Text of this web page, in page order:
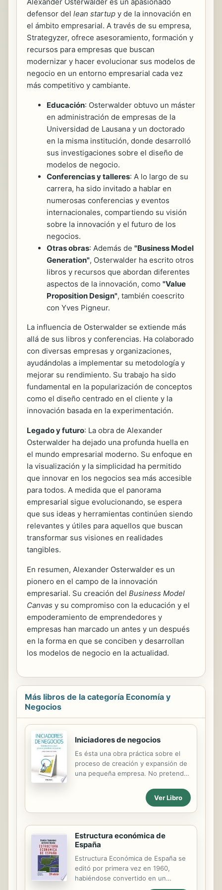
defensor del lean startup y de la innovación en
el ámbito empresarial. A través de su empresa,
Strategyzer, ofrece asesoramiento, formación y
recursos para empresas que buscan
modernizar y hacer evolucionar sus modelos de
negocio en un entorno empresarial cada vez
más competitivo y cambiante.
Educación: Osterwalder obtuvo un máster
en administración de empresas de la
Universidad de Lausana y un doctorado
en la misma institución, donde desarrolló
sus investigaciones sobre el diseño de
modelos de negocio.
Conferencias y talleres: A lo largo de su
carrera, ha sido invitado a hablar en
numerosas conferencias y eventos
internacionales, compartiendo su visión
sobre la innovación y el futuro de los
negocios.
Otras obras: Además de "Business Model
Generation", Osterwalder ha escrito otros
libros y recursos que abordan diferentes
aspectos de la innovación, como "Value
Proposition Design", también coescrito
con Yves Pigneur.
La influencia de Osterwalder se extiende más
allá de sus libros y conferencias. Ha colaborado
con diversas empresas y organizaciones,
ayudándolas a implementar su metodología y
mejorar su rendimiento. Su trabajo ha sido
fundamental en la popularización de conceptos
como el diseño centrado en el cliente y la
innovación basada en la experimentación.
Legado y futuro: La obra de Alexander
Osterwalder ha dejado una profunda huella en
el mundo empresarial moderno. Su enfoque en
la visualización y la simplicidad ha permitido
que innovar en los negocios sea más accesible
para todos. A medida que el panorama
empresarial sigue evolucionando, se espera
que sus ideas y herramientas continúen siendo
relevantes y útiles para aquellos que buscan
transformar sus visiones en realidades
tangibles.
En resumen, Alexander Osterwalder es un
pionero en el campo de la innovación
empresarial. Su creación del Business Model
Canvas y su compromiso con la educación y el
empoderamiento de emprendedores y
empresas han marcado un antes y un después
en la forma en que se conciben y desarrollan
los modelos de negocio en la actualidad.
Más libros de la categoría Economía y
Negocios
Iniciadores de negocios
Es ésta una obra práctica sobre el
proceso de creación y expansión de
una pequeña empresa. No pretende
profunda base teórica y en
referencias bibliográficas sobre el
tema, sino que es eminentemente
aquellas personas, especialmente
jóvenes, que quieren crear una
una introducción, dos partes y dos
anexos. Los capítulos de la primera
parte suponen un acercamiento a la
Ver Libro
Estructura económica de
España
Estructura Económica de España se
editó por primera vez en 1960,
habiéndose convertido en un
auténtico clásico sobre la economía